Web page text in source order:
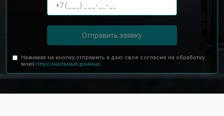
Отправить заявку
Нажимая на кнопку отправить я даю свое согласие на обработку
моих персональных данных.